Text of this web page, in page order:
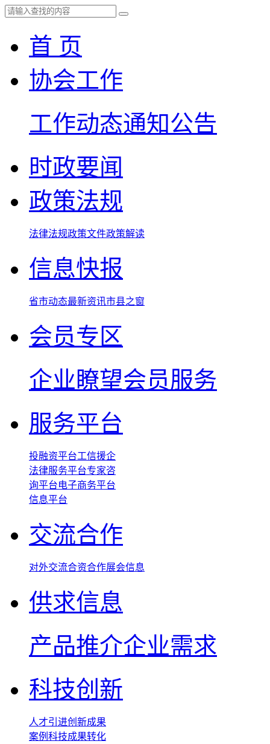
首 页
协会工作
工作动态通知公告
时政要闻
政策法规
法律法规政策文件政策解读
信息快报
省市动态最新资讯市县之窗
会员专区
企业瞭望会员服务
服务平台
投融资平台工信援企
法律服务平台专家咨
询平台电子商务平台
信息平台
交流合作
对外交流合资合作展会信息
供求信息
产品推介企业需求
科技创新
人才引进创新成果
案例 科技成果转化